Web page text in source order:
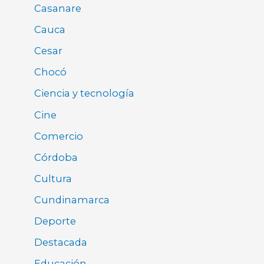
Casanare
Cauca
Cesar
Chocó
Ciencia y tecnología
Cine
Comercio
Córdoba
Cultura
Cundinamarca
Deporte
Destacada